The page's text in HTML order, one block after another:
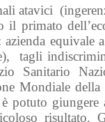
atavici
il primato
azienda equivale
tagli
Sanitario
Mondiale
potuto
risultato.